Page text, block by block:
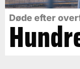
Døde efter